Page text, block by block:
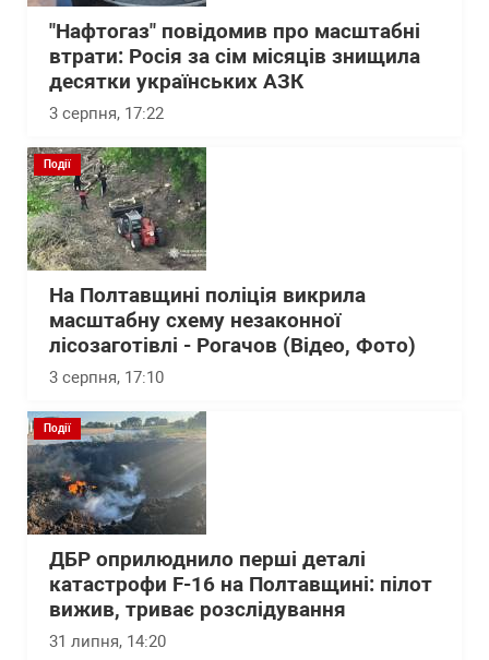
"Нафтогаз" повідомив про масштабні
втрати: Росія за сім місяців знищила
десятки українських АЗК
3 серпня, 17:22
Події
На Полтавщині поліція викрила
масштабну схему незаконної
лісозаготівлі - Рогачов (Відео, Фото)
3 серпня, 17:10
Події
ДБР оприлюднило перші деталі
катастрофи F-16 на Полтавщині: пілот
вижив, триває розслідування
31 липня, 14:20